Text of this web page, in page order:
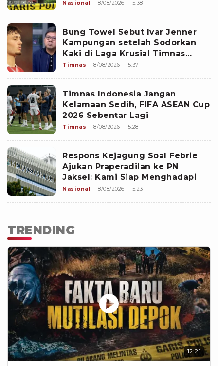
di Halaman
Nasional 8/08/2026 - 15:38
Bung Towel Sebut Ivar Jenner
Kampungan setelah Sodorkan
Kaki di Laga Krusial Timnas
Indonesia vs Singapura Piala AFF
Timnas 8/08/2026 - 15:37
Timnas Indonesia Jangan
Kelamaan Sedih, FIFA ASEAN Cup
2026 Sebentar Lagi
Timnas 8/08/2026 - 15:28
Respons Kejagung Soal Febrie
Ajukan Praperadilan ke PN
Jaksel: Kami Siap Menghadapi
Nasional 8/08/2026 - 15:23
TRENDING
12:21